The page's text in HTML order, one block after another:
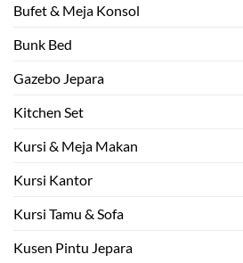
Bufet & Meja Konsol
Bunk Bed
Gazebo Jepara
Kitchen Set
Kursi & Meja Makan
Kursi Kantor
Kursi Tamu & Sofa
Kusen Pintu Jepara